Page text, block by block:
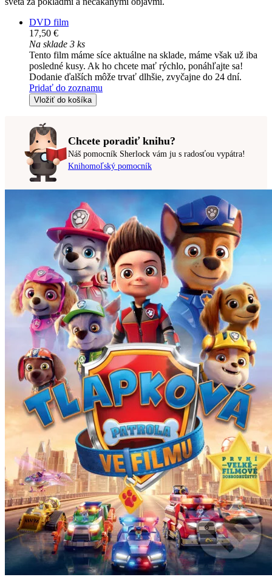
DVD film
17,50 €
Na sklade 3 ks
Tento film máme síce aktuálne na sklade, máme však už iba
posledné kusy. Ak ho chcete mať rýchlo, ponáhľajte sa!
Dodanie ďalších môže trvať dlhšie, zvyčajne do 24 dní.
Pridať do zoznamu
Vložiť do košíka
Chcete poradiť knihu?
Náš pomocník Sherlock vám ju s radosťou vypátra!
Knihomoľský pomocník